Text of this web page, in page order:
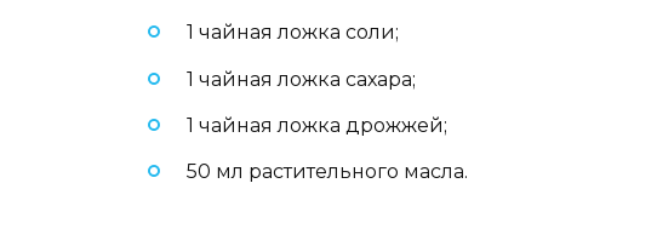
1 чайная ложка соли;
1 чайная ложка сахара;
1 чайная ложка дрожжей;
50 мл растительного масла.